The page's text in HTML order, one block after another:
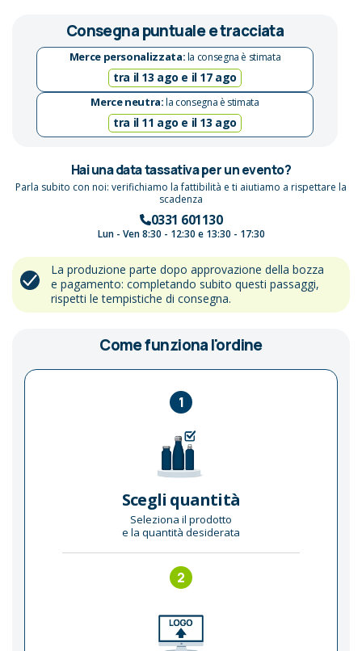
Consegna puntuale e tracciata
Merce personalizzata:la consegna è stimata
tra il 13 ago e il 17 ago
Merce neutra:la consegna è stimata
tra il 11 ago e il 13 ago
Hai una data tassativa per un evento?
Parla subito con noi: verifichiamo la fattibilità e ti aiutiamo a rispettare la
scadenza
0331 601130
Lun - Ven 8:30 - 12:30 e 13:30 - 17:30
La produzione parte dopo approvazione della bozza
e pagamento: completando subito questi passaggi,
rispetti le tempistiche di consegna.
Come funziona l'ordine
1
Scegli quantità
Seleziona il prodotto
e la quantità desiderata
2